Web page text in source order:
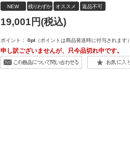
NEW 残りわずか オススメ 返品不可
19,001 円(税込)
ポイント： 0pt（ポイントは商品発送時に付与されます）
申し訳ございませんが、只今品切れ中です。